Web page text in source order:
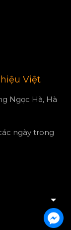
Việt
Ngọc Hà, Hà
ngày trong